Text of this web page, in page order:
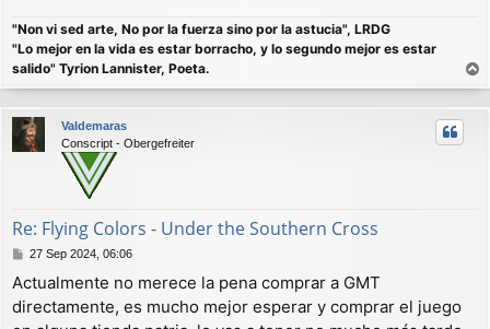
"Non vi sed arte, No por la fuerza sino por la astucia", LRDG
"Lo mejor en la vida es estar borracho, y lo segundo mejor es estar
salido" Tyrion Lannister, Poeta.
r
r
Valdemaras
Conscript - Obergefreiter
Re: Flying Colors - Under the Southern Cross
M
n
s
27 Sep 2024, 06:06
Actualmente no merece la pena comprar a GMT
directamente, es mucho mejor esperar y comprar el juego